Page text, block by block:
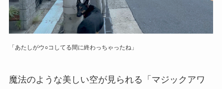
「あたしがウ○コしてる間に終わっちゃったね」
魔法のような美しい空が見られる「マジックアワ